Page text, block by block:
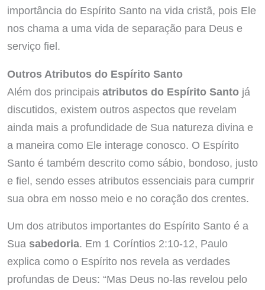
importância do Espírito Santo na vida cristã, pois Ele
nos chama a uma vida de separação para Deus e
serviço fiel.
Outros Atributos do Espírito Santo
Além dos principais atributos do Espírito Santojá
discutidos, existem outros aspectos que revelam
ainda mais a profundidade de Sua natureza divina e
a maneira como Ele interage conosco. O Espírito
Santo é também descrito como sábio, bondoso, justo
e fiel, sendo esses atributos essenciais para cumprir
sua obra em nosso meio e no coração dos crentes.
Um dos atributos importantes do Espírito Santo é a
Sua sabedoria. Em 1 Coríntios 2:10-12, Paulo
explica como o Espírito nos revela as verdades
profundas de Deus: “Mas Deus no-las revelou pelo